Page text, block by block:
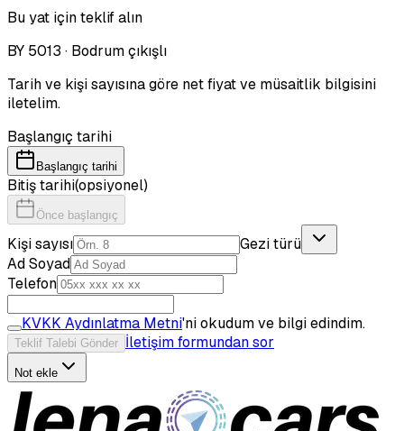
Bu yat için teklif alın
BY 5013 · Bodrum çıkışlı
Tarih ve kişi sayısına göre net fiyat ve müsaitlik bilgisini
iletelim.
Başlangıç tarihi
Başlangıç tarihi
Bitiş tarihi(opsiyonel)
Önce başlangıç
Kişi sayısı
Gezi türü
Ad Soyad
Telefon
KVKK Aydınlatma Metni'ni okudum ve bilgi edindim.
Teklif Talebi Gönder İletişim formundan sor
Not ekle